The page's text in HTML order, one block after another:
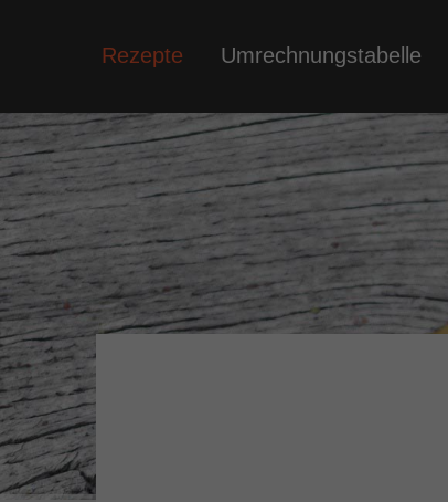
Rezepte Umrechnungstabelle